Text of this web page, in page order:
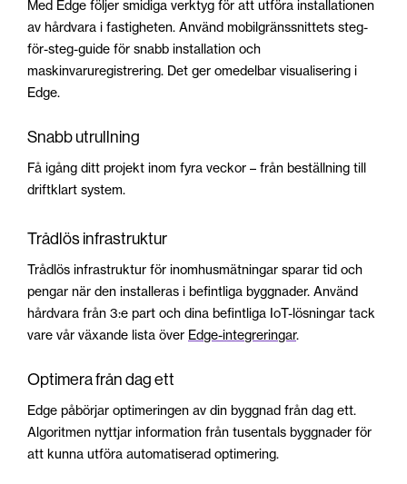
Med Edge följer smidiga verktyg för att utföra installationen
av hårdvara i fastigheten. Använd mobilgränssnittets steg-
för-steg-guide för snabb installation och
maskinvaruregistrering. Det ger omedelbar visualisering i
Edge.
Snabb utrullning
Få igång ditt projekt inom fyra veckor – från beställning till
driftklart system.
Trådlös infrastruktur
Trådlös infrastruktur för inomhusmätningar sparar tid och
pengar när den installeras i befintliga byggnader. Använd
hårdvara från 3:e part och dina befintliga IoT-lösningar tack
vare vår växande lista över Edge-integreringar.
Optimera från dag ett
Edge påbörjar optimeringen av din byggnad från dag ett.
Algoritmen nyttjar information från tusentals byggnader för
att kunna utföra automatiserad optimering.